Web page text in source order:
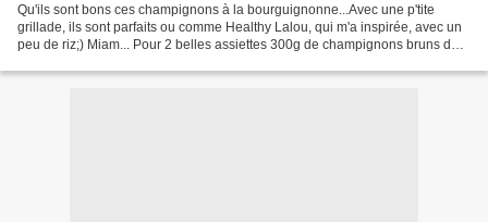
Qu'ils sont bons ces champignons à la bourguignonne...Avec une p'tite
grillade, ils sont parfaits ou comme Healthy Lalou, qui m'a inspirée, avec un
peu de riz;) Miam... Pour 2 belles assiettes 300g de champignons bruns de